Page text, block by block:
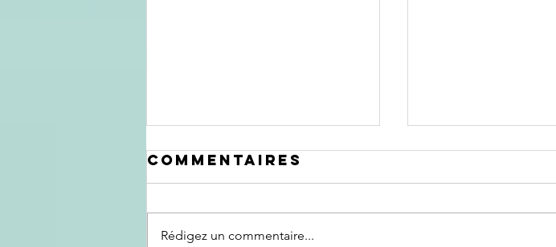
Commentaires
Rédigez un commentaire...